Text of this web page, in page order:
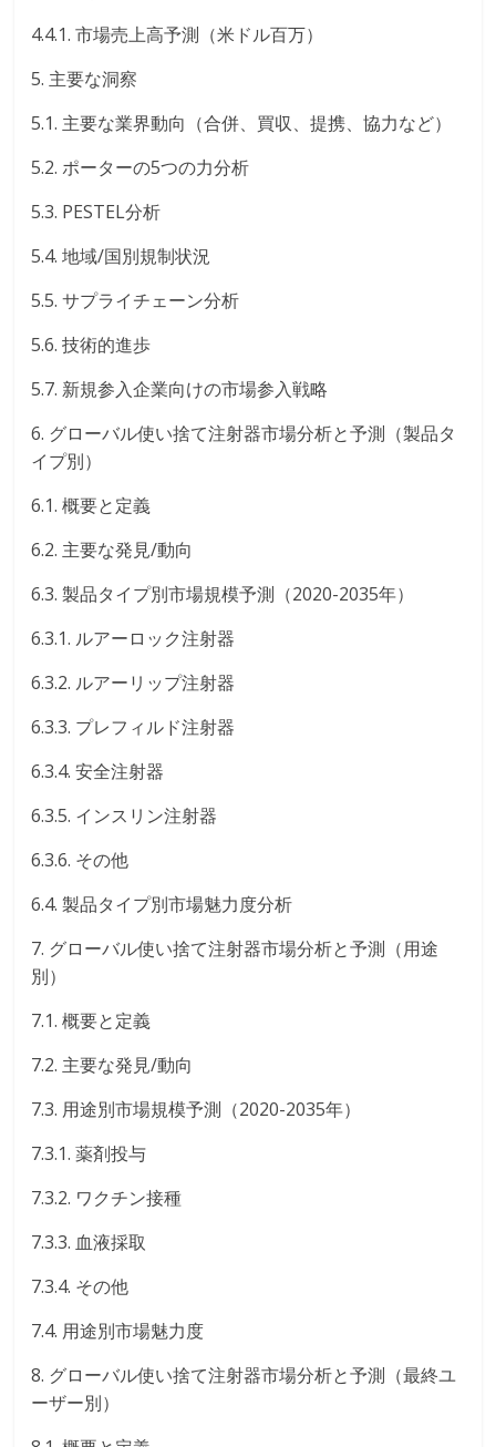
4.4.1. 市場売上高予測（米ドル百万）
5. 主要な洞察
5.1. 主要な業界動向（合併、買収、提携、協力など）
5.2. ポーターの5つの力分析
5.3. PESTEL分析
5.4. 地域/国別規制状況
5.5. サプライチェーン分析
5.6. 技術的進歩
5.7. 新規参入企業向けの市場参入戦略
6. グローバル使い捨て注射器市場分析と予測（製品タ
イプ別）
6.1. 概要と定義
6.2. 主要な発見/動向
6.3. 製品タイプ別市場規模予測（2020-2035年）
6.3.1. ルアーロック注射器
6.3.2. ルアーリップ注射器
6.3.3. プレフィルド注射器
6.3.4. 安全注射器
6.3.5. インスリン注射器
6.3.6. その他
6.4. 製品タイプ別市場魅力度分析
7. グローバル使い捨て注射器市場分析と予測（用途
別）
7.1. 概要と定義
7.2. 主要な発見/動向
7.3. 用途別市場規模予測（2020-2035年）
7.3.1. 薬剤投与
7.3.2. ワクチン接種
7.3.3. 血液採取
7.3.4. その他
7.4. 用途別市場魅力度
8. グローバル使い捨て注射器市場分析と予測（最終ユ
ーザー別）